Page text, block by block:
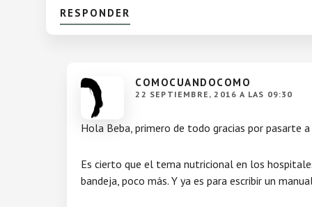
RESPONDER
COMOCUANDOCOMO
22 SEPTIEMBRE, 2016 A LAS 09:30
Hola Beba, primero de todo gracias por pasarte
Es cierto que el tema nutricional en los
bandeja, poco más. Y ya es para escribir un